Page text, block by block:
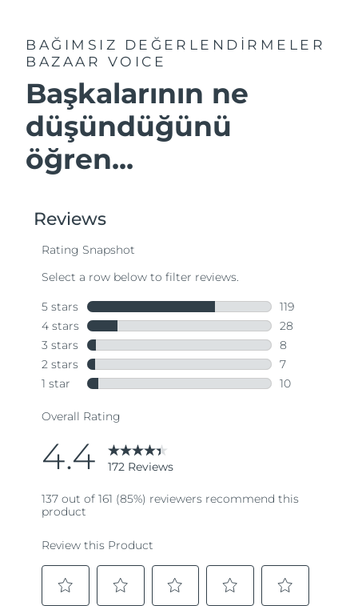
BAĞIMSIZ DEĞERLENDİRMELER
BAZAAR VOICE
Başkalarının ne
düşündüğünü
öğren...